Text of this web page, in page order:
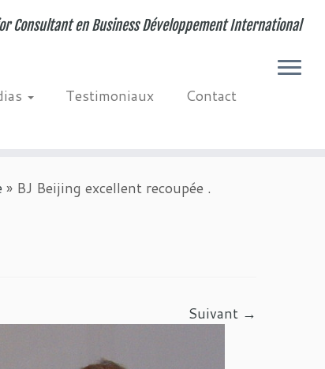
Consultant en Business Développement International
Testimoniaux
Contact
» BJ Beijing excellent recoupée .
Suivant →